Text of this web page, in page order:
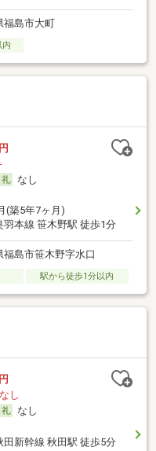
福島市大町
内
なし
(築5年7ヶ月)
羽本線 笹木野駅 徒歩1分
福島市笹木野字水口
駅から徒歩1分以内
し
なし
田新幹線 秋田駅 徒歩5分